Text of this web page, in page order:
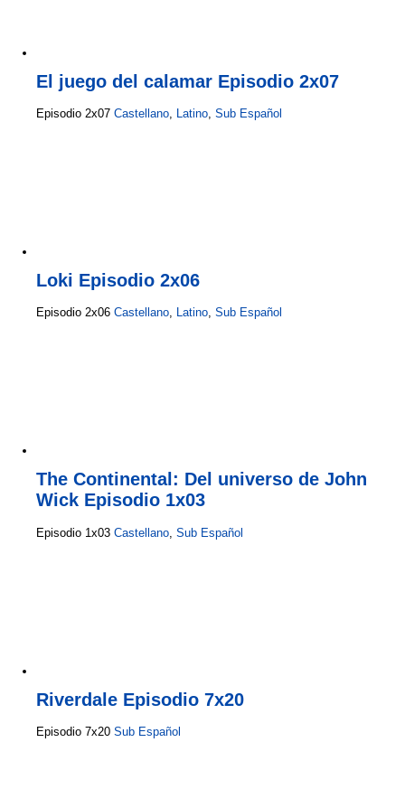
El juego del calamar Episodio 2x07
Episodio 2x07 Castellano Latino Sub Español
Loki Episodio 2x06
Episodio 2x06 Castellano, Latino, Sub Español
The Continental: Del universo de John
Wick Episodio 1x03
Episodio 1x03 Castellano Sub Español
Riverdale Episodio 7x20
Episodio 7x20 Sub Español